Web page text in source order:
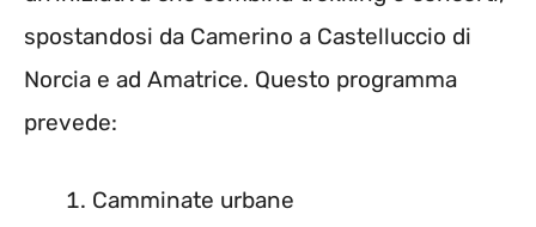
spostandosi da Camerino a Castelluccio di
Norcia e ad Amatrice. Questo programma
prevede:
Camminate urbane